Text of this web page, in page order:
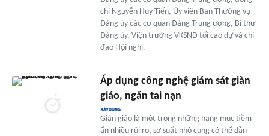
chí Nguyễn Huy Tiến, Ủy viên Ban Thường vụ
Đảng ủy các cơ quan Đảng Trung ương, Bí thư
Đảng ủy, Viện trưởng VKSND tối cao dự và chỉ
đạo Hội nghị.
Áp dụng công nghệ giám sát giàn
giáo, ngăn tai nạn
Giàn giáo là một trong những hạng mục tiềm
ẩn nhiều rủi ro, sơ suất nhỏ cũng có thể dẫn